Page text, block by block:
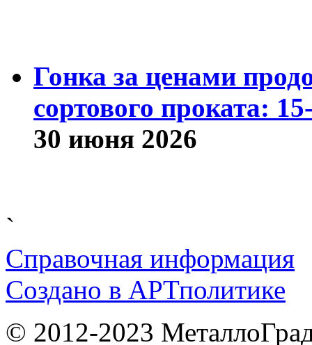
Гонка за ценами
сортового проката:
30 июня 2026
`
Справочная информация
Cоздано в АРТполитике
© 2012-2023